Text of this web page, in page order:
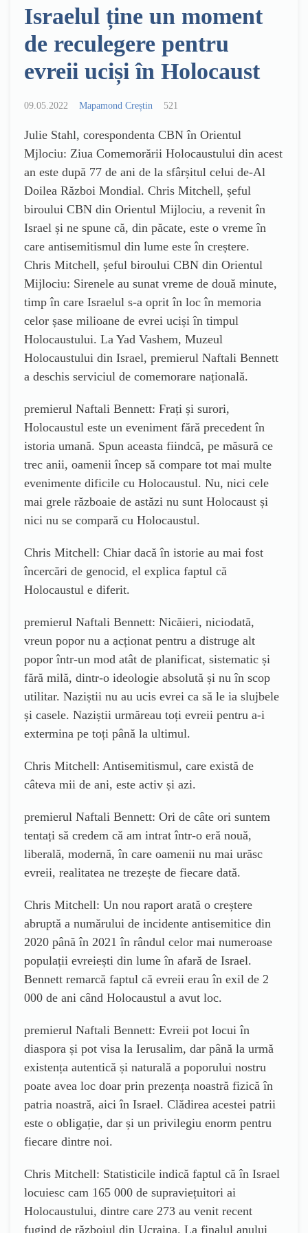
Israelul ține un moment
de reculegere pentru
evreii uciși în Holocaust
09.05.2022 Mapamond Creștin 521
Julie Stahl, corespondenta CBN în Orientul
Mjlociu: Ziua Comemorării Holocaustului din acest
an este după 77 de ani de la sfârșitul celui de-Al
Doilea Război Mondial. Chris Mitchell, șeful
biroului CBN din Orientul Mijlociu, a revenit în
Israel și ne spune că, din păcate, este o vreme în
care antisemitismul din lume este în creștere.
Chris Mitchell, șeful biroului CBN din Orientul
Mijlociu: Sirenele au sunat vreme de două minute,
timp în care Israelul s-a oprit în loc în memoria
celor șase milioane de evrei uciși în timpul
Holocaustului. La Yad Vashem, Muzeul
Holocaustului din Israel, premierul Naftali Bennett
a deschis serviciul de comemorare națională.
premierul Naftali Bennett: Frați și surori,
Holocaustul este un eveniment fără precedent în
istoria umană. Spun aceasta fiindcă, pe măsură ce
trec anii, oamenii încep să compare tot mai multe
evenimente dificile cu Holocaustul. Nu, nici cele
mai grele războaie de astăzi nu sunt Holocaust și
nici nu se compară cu Holocaustul.
Chris Mitchell: Chiar dacă în istorie au mai fost
încercări de genocid, el explica faptul că
Holocaustul e diferit.
premierul Naftali Bennett: Nicăieri, niciodată,
vreun popor nu a acționat pentru a distruge alt
popor într-un mod atât de planificat, sistematic și
fără milă, dintr-o ideologie absolută și nu în scop
utilitar. Naziștii nu au ucis evrei ca să le ia slujbele
și casele. Naziștii urmăreau toți evreii pentru a-i
extermina pe toți până la ultimul.
Chris Mitchell: Antisemitismul, care există de
câteva mii de ani, este activ și azi.
premierul Naftali Bennett: Ori de câte ori suntem
tentați să credem că am intrat într-o eră nouă,
liberală, modernă, în care oamenii nu mai urăsc
evreii, realitatea ne trezește de fiecare dată.
Chris Mitchell: Un nou raport arată o creștere
abruptă a numărului de incidente antisemitice din
2020 până în 2021 în rândul celor mai numeroase
populații evreiești din lume în afară de Israel.
Bennett remarcă faptul că evreii erau în exil de 2
000 de ani când Holocaustul a avut loc.
premierul Naftali Bennett: Evreii pot locui în
diaspora și pot visa la Ierusalim, dar până la urmă
existența autentică și naturală a poporului nostru
poate avea loc doar prin prezența noastră fizică în
patria noastră, aici în Israel. Clădirea acestei patrii
este o obligație, dar și un privilegiu enorm pentru
fiecare dintre noi.
Chris Mitchell: Statisticile indică faptul că în Israel
locuiesc cam 165 000 de supraviețuitori ai
Holocaustului, dintre care 273 au venit recent
fugind de războiul din Ucraina. La finalul anului